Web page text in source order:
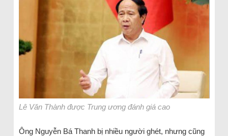
Lê Văn Thành được Trung ương đánh giá cao
Ông Nguyễn Bá Thanh bị nhiều người ghét, nhưng cũng